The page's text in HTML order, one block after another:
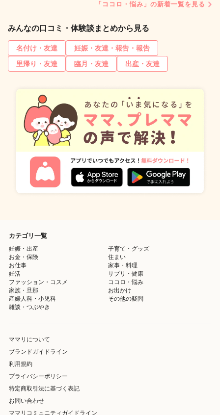
「ココロ・悩み」の新着一覧を見る
みんなの口コミ・体験談まとめから見る
名付け・友達
妊娠・友達・報告・報告
里帰り・友達
臨月・友達 出産・友達
カテゴリ一覧
妊娠・出産
子育て・グッズ
お金・保険
住まい
お仕事
家事・料理
妊活
サプリ・健康
ファッション・コスメ
ココロ・悩み
家族・旦那
お出かけ
産婦人科・小児科
その他の疑問
雑談・つぶやき
ママリについて
ブランドガイドライン
利用規約
プライバシーポリシー
特定商取引法に基づく表記
お問い合わせ
ママリコミュニティガイドライン